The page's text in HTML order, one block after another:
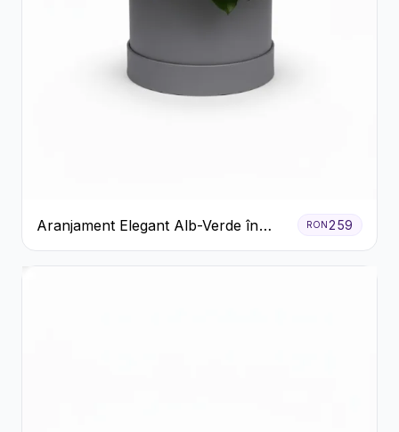
Aranjament Elegant Alb-Verde în
Cutie Gri
RON 259